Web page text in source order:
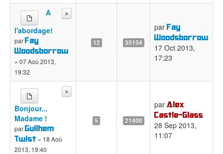
A
l'abordage!
parFay
Woodsborrow
» 07 Aoû 2013,
19:32
12 35154
par Fay
Woodsborrow
17 Oct 2013,
17:23
Bonjour...
Madame !
parGuilhem
Twist » 18 Aoû
2013, 19:40
5 21400
par Alex
Castle-Glass
28 Sep 2013,
11:07